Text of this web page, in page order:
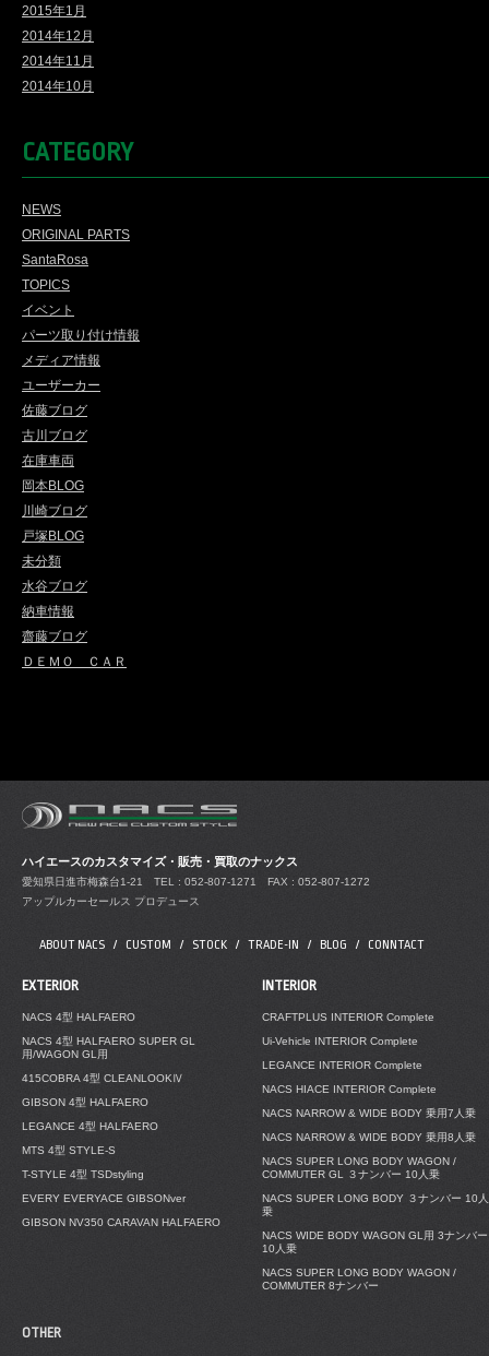
2015年1月
2014年12月
2014年11月
2014年10月
CATEGORY
NEWS
ORIGINAL PARTS
SantaRosa
TOPICS
イベント
パーツ取り付け情報
メディア情報
ユーザーカー
佐藤ブログ
古川ブログ
在庫車両
岡本BLOG
川崎ブログ
戸塚BLOG
未分類
水谷ブログ
納車情報
齋藤ブログ
ＤＥＭＯ ＣＡＲ
ハイエースのカスタマイズ・販売・買取のナックス
愛知県日進市梅森台1-21 TEL : 052-807-1271 FAX : 052-807-1272
アップルカーセールス プロデュース
ABOUT NACS CUSTOM STOCK TRADE-IN BLOG CONNTACT
EXTERIOR
NACS 4型 HALFAERO
NACS 4型 HALFAERO SUPER GL
用/WAGON GL用
415COBRA 4型 CLEANLOOKⅣ
GIBSON 4型 HALFAERO
LEGANCE 4型 HALFAERO
MTS 4型 STYLE-S
T-STYLE 4型 TSDstyling
EVERY EVERYACE GIBSONver
GIBSON NV350 CARAVAN HALFAERO
INTERIOR
CRAFTPLUS INTERIOR Complete
Ui-Vehicle INTERIOR Complete
LEGANCE INTERIOR Complete
NACS HIACE INTERIOR Complete
NACS NARROW & WIDE BODY 乗用7人乗
NACS NARROW & WIDE BODY 乗用8人乗
NACS SUPER LONG BODY WAGON /
COMMUTER GL ３ナンバー 10人乗
NACS SUPER LONG BODY ３ナンバー 10人
乗
NACS WIDE BODY WAGON GL用 3ナンバー
10人乗
NACS SUPER LONG BODY WAGON /
COMMUTER 8ナンバー
OTHER